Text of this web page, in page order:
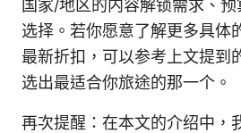
国家/地区的内容解锁需求、
选择。若你愿意了解更多具体
最新折扣，可以参考上文提到
选出最适合你旅途的那一个。
再次提醒：在本文的介绍中，